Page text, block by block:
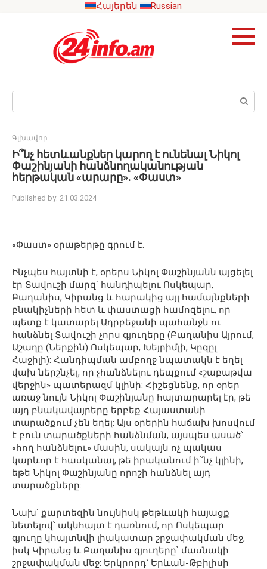
Հայերեն Russian
Search:
Գլխավոր
Ի՞նչ հետևանքներ կարող է ունենալ Նիկոլ
Փաշինյանի հանձնողականության
հերթական «արարը». «Փաստ»
Published by: 21.03.2024
«Փաստ» օրաթերթը գրում է.
Ինչպես հայտնի է, օրերս Նիկոլ Փաշինյանն այցելել
էր Տավուշի մարզ՝ հանդիպելու Ոսկեպար,
Բաղանիս, Կիրանց և հարակից այլ համայնքների
բնակիչների հետ և փաստացի համոզելու, որ
պետք է կատարել Ադրբեջանի պահանջն ու
հանձնել Տավուշի չորս գյուղերը (Բաղանիս Այրում,
Աշաղը (Ներքին) Ոսկեպար, Խեյրիմլի, Կըզըլ
Հաջիլի): Հանդիպման ամբողջ նպատակն է եղել
վախ ներշնչել, որ չհանձնելու դեպքում «շաբաթվա
վերջին» պատերազմ կլինի: Հիշեցնենք, որ օրեր
առաջ նույն Նիկոլ Փաշինյանը հայտարարել էր, թե
այդ բնակավայրերը երբեք Հայաստանի
տարածքում չեն եղել: Այս օրերին հաճախ խոսվում
է բուն տարածքների հանձնման, այսպես ասած՝
«հող հանձնելու» մասին, սակայն ոչ պակաս
կարևոր է հասկանալ, թե իրականում ի՞նչ կլինի,
եթե Նիկոլ Փաշինյանը որոշի հանձնել այդ
տարածքները:
Նախ՝ քարտեզին նույնիսկ թեթևակի հայացք
նետելով՝ ակնհայտ է դառնում, որ Ոսկեպար
գյուղը կհայտնվի լիակատար շրջափակման մեջ,
իսկ Կիրանց և Բաղանիս գյուղերը՝ մասնակի
շրջափակման մեջ: Երկրորդ՝ Երևան-Թբիլիսի